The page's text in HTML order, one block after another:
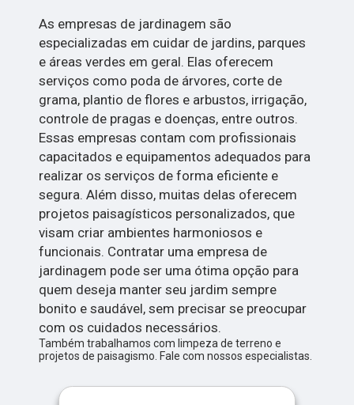
As empresas de jardinagem são
especializadas em cuidar de jardins, parques
e áreas verdes em geral. Elas oferecem
serviços como poda de árvores, corte de
grama, plantio de flores e arbustos, irrigação,
controle de pragas e doenças, entre outros.
Essas empresas contam com profissionais
capacitados e equipamentos adequados para
realizar os serviços de forma eficiente e
segura. Além disso, muitas delas oferecem
projetos paisagísticos personalizados, que
visam criar ambientes harmoniosos e
funcionais. Contratar uma empresa de
jardinagem pode ser uma ótima opção para
quem deseja manter seu jardim sempre
bonito e saudável, sem precisar se preocupar
com os cuidados necessários.
Também trabalhamos com limpeza de terreno e
projetos de paisagismo. Fale com nossos especialistas.